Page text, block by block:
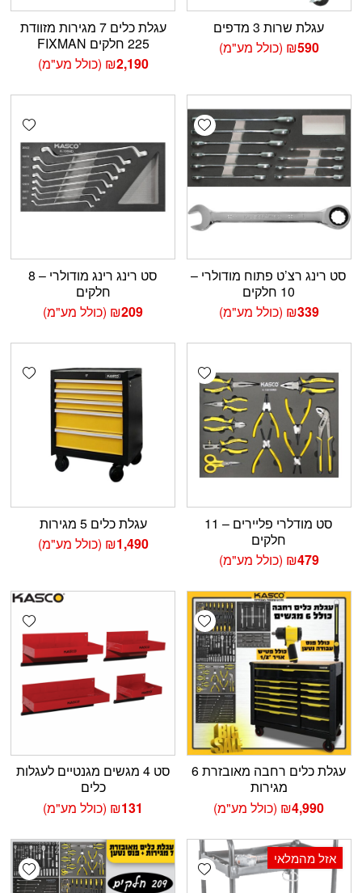
עגלת שרות 3 מדפים
₪590 (כולל מע"מ)
עגלת כלים 7 מגירות מזוודת
225 חלקים FIXMAN
₪2,190 (כולל מע"מ)
Add wishlist
סט רינג רצ’ט פתוח מודולרי –
10 חלקים
₪339 (כולל מע"מ)
סט רינג רינג מודולרי – 8
חלקים
₪209 (כולל מע"מ)
Add wishlist
סט מודלרי פליירים – 11
חלקים
₪479 (כולל מע"מ)
עגלת כלים 5 מגירות
₪1,490 (כולל מע"מ)
Add wishlist
עגלת כלים רחבה מאובזרת 6
מגירות
₪4,990 (כולל מע"מ)
סט 4 מגשים מגנטיים לעגלות
כלים
₪131 (כולל מע"מ)
Add wishlist אזל מהמלאי